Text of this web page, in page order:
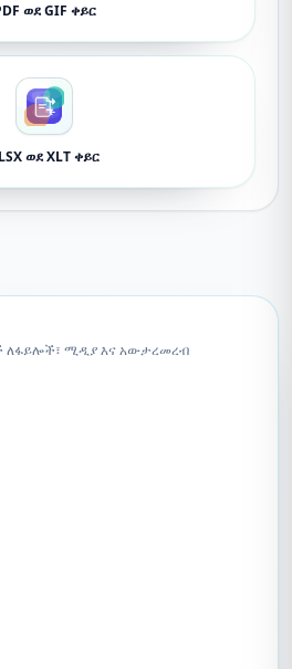
ወደ GIF ቀይር
ወደ XLT ቀይር
ለፋይሎች፣ ሚዲያ እና አውታረመረብ